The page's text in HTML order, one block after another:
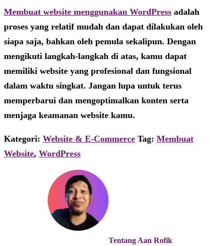
Membuat website menggunakan WordPress adalah
proses yang relatif mudah dan dapat dilakukan oleh
siapa saja, bahkan oleh pemula sekalipun. Dengan
mengikuti langkah-langkah di atas, kamu dapat
memiliki website yang profesional dan fungsional
dalam waktu singkat. Jangan lupa untuk terus
memperbarui dan mengoptimalkan konten serta
menjaga keamanan website kamu.
Kategori: Website & E-Commerce Tag: Membuat
Website, WordPress
Tentang Aan Rofik